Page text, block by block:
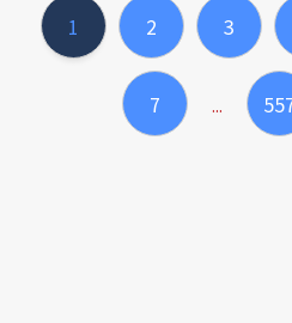
1 2 3
7 ...